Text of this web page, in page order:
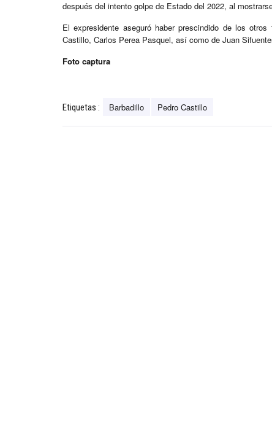
después del intento golpe de Estado del 2022, al
El expresidente aseguró haber prescindido de los
Castillo, Carlos Perea Pasquel, así como de Juan
Foto captura
Etiquetas : Barbadillo Pedro Castillo